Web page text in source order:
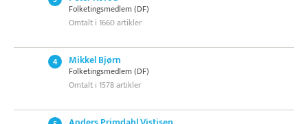
Folketingsmedlem (DF)
Omtalt i 1660 artikler
4 Mikkel Bjørn
Folketingsmedlem (DF)
Omtalt i 1578 artikler